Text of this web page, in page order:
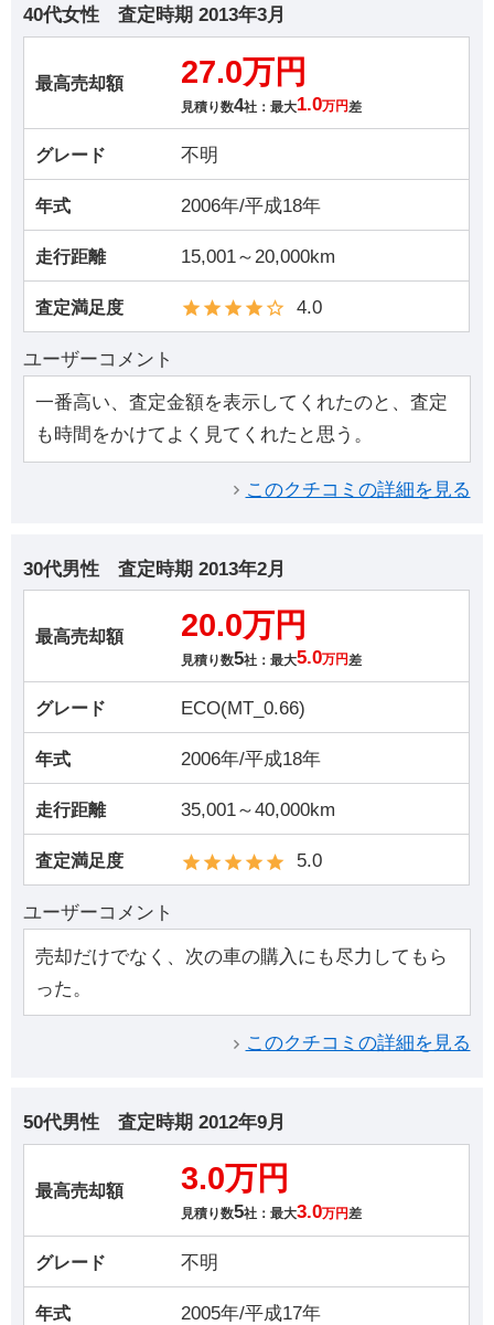
40代女性 査定時期 2013年3月
最高売却額 27.0万円
見積り数4社：最大1.0万円 差
グレード 不明
年式 2006年/平成18年
走行距離 15,001～20,000km
査定満足度 4.0
ユーザーコメント
一番高い、査定金額を表示してくれたのと、査定
も時間をかけてよく見てくれたと思う。
このクチコミの詳細を見る
30代男性 査定時期 2013年2月
最高売却額 20.0万円
見積り数5社：最大5.0万円差
グレード ECO(MT_0.66)
年式 2006年/平成18年
走行距離 35,001～40,000km
査定満足度 5.0
ユーザーコメント
売却だけでなく、次の車の購入にも尽力してもら
った。
このクチコミの詳細を見る
50代男性 査定時期 2012年9月
最高売却額 3.0万円
見積り数5社：最大3.0万円差
グレード 不明
年式 2005年/平成17年